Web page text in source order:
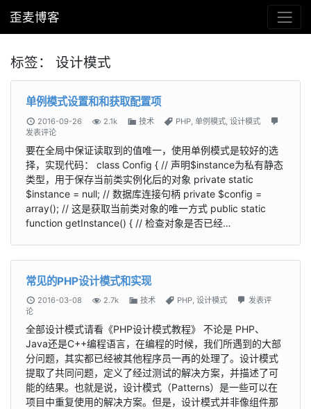
歪麦博客
标签： 设计模式
单例模式设置和和获取配置项
2016-09-26 2.1k 技术 PHP 单例模式 设计模式
发表评论
要在全局中保证读取到的值唯一，使用单例模式是较好的选
择，实现代码： class Config { // 声明$instance为私有静态
类型，用于保存当前类实例化后的对象 private static
$instance = null; // 数据库连接句柄 private $config =
array(); // 这是获取当前类对象的唯一方式 public static
function getInstance() { // 检查对象是否已经…
常见的PHP设计模式和实现
2016-03-08 2.7k 技术 PHP, 设计模式
发表评
论
全部设计模式请看《PHP设计模式教程》 不论是 PHP、
Java还是C++编程语言，在编程的时候，我们所遇到的大部
分问题，其实都已经被其他程序员一再的处理了。设计模式
提取了共同问题，定义了经过测试的解决方案，并描述了可
能的结果。也就是说，设计模式（Patterns）是一些可以在
项目中重复使用的解决方案。但是，设计模式并非像组件那